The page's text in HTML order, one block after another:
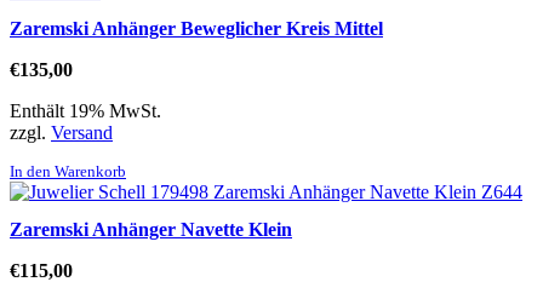
Zaremski Anhänger Beweglicher Kreis Mittel
€135,00
Enthält 19% MwSt.
zzgl. Versand
In den Warenkorb
Zaremski Anhänger Navette Klein
€115,00